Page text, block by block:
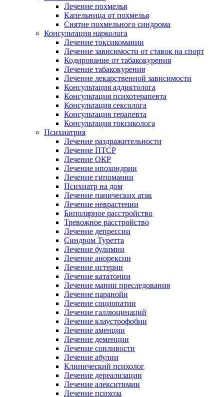
Лечение похмелья
Капельница от похмелья
Снятие похмельного синдрома
Консультация нарколога
Лечение токсикомании
Лечение зависимости от ставок на спорт
Кодирование от табакокурения
Лечение табакокурения
Лечение лекарственной зависимости
Консультация аддиктолога
Консультация психотерапевта
Консультация сексолога
Консультация терапевта
Консультация токсиколога
Психиатрия
Лечение раздражительности
Лечение ПТСР
Лечение ОКР
Лечение ипохондрии
Лечение гипомании
Психиатр на дом
Лечение панических атак
Лечение неврастении
Биполярное расстройство
Тревожное расстройство
Лечение депрессии
Синдром Туретта
Лечение булимии
Лечение анорексии
Лечение истерии
Лечение кататонии
Лечение мании преследования
Лечение паранойи
Лечение социопатии
Лечение галлюцинаций
Лечение клаустрофобии
Лечение аменции
Лечение деменции
Лечение сонливости
Лечение абулии
Клинический психолог
Лечение дереализации
Лечение алекситимии
Лечение психоза